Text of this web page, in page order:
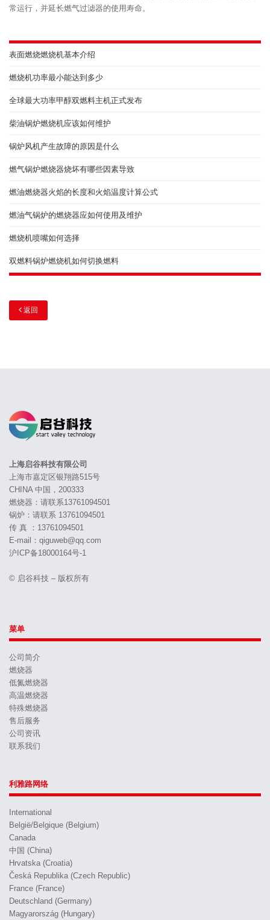
常运行，并延长燃气过滤器的使用寿命。
表面燃烧燃烧机基本介绍
燃烧机功率最小能达到多少
全球最大功率甲醇双燃料主机正式发布
柴油锅炉燃烧机应该如何维护
锅炉风机产生故障的原因是什么
燃气锅炉燃烧器烧坏有哪些因素导致
燃油燃烧器火焰的长度和火焰温度计算公式
燃油气锅炉的燃烧器应如何使用及维护
燃烧机喷嘴如何选择
双燃料锅炉燃烧机如何切换燃料
返回
上海启谷科技有限公司
上海市嘉定区银翔路515号
CHINA 中国，200333
燃烧器：请联系13761094501
锅炉：请联系 13761094501
传 真 ：13761094501
E-mail：qiguweb@qq.com
沪ICP备18000164号-1
© 启谷科技 – 版权所有
菜单
公司简介
燃烧器
低氮燃烧器
高温燃烧器
特殊燃烧器
售后服务
公司资讯
联系我们
利雅路网络
International
België/Belgique (Belgium)
Canada
中国 (China)
Hrvatska (Croatia)
Česká Republika (Czech Republic)
France (France)
Deutschland (Germany)
Magyarország (Hungary)